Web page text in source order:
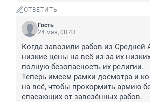
ОТВЕТИТЬ
Гость
24 мая, 08:43
Когда завозили рабов из Средней
низкие цены на всё из-за их
полную безопасность их религии.
Теперь имеем рамки досмотра и
на всё, чтобы прокормить армию
спасающих от завезённых рабов.